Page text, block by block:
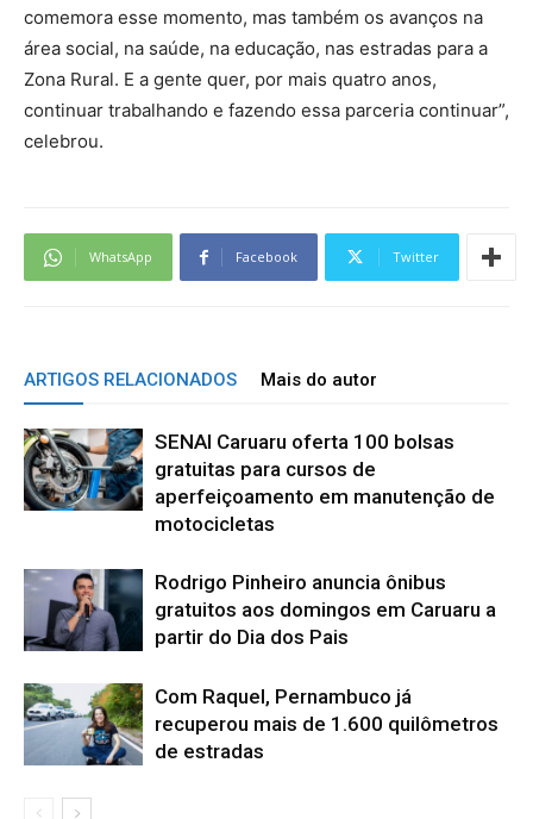
comemora esse momento, mas também os avanços na
área social, na saúde, na educação, nas estradas para a
Zona Rural. E a gente quer, por mais quatro anos,
continuar trabalhando e fazendo essa parceria continuar”,
celebrou.
WhatsApp Facebook Twitter
ARTIGOS RELACIONADOS Mais do autor
SENAI Caruaru oferta 100 bolsas
gratuitas para cursos de
aperfeiçoamento em manutenção de
motocicletas
Rodrigo Pinheiro anuncia ônibus
gratuitos aos domingos em Caruaru a
partir do Dia dos Pais
Com Raquel, Pernambuco já
recuperou mais de 1.600 quilômetros
de estradas